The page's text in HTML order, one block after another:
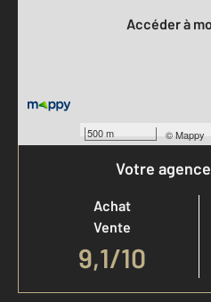
500 m ©Mappy
Accéder à
Votre
Achat
Vente
9,1/10